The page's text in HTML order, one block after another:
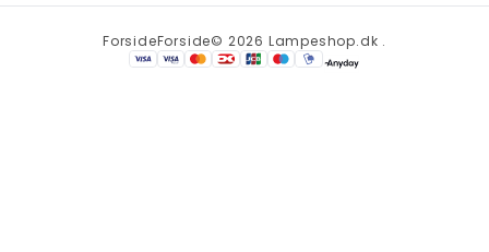
ForsideForside© 2026 Lampeshop.dk .